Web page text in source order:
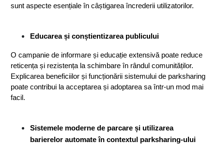
sunt aspecte esențiale în câștigarea încrederii utilizatorilor.
Educarea și conștientizarea publicului
O campanie de informare și educație extensivă poate reduce
reticența și rezistența la schimbare în rândul comunităților.
Explicarea beneficiilor și funcționării sistemului de parksharing
poate contribui la acceptarea și adoptarea sa într-un mod mai
facil.
Sistemele moderne de parcare și utilizarea
barierelor automate în contextul parksharing-ului